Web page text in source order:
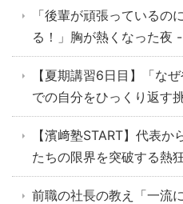
「後輩が頑張っているの
る！」胸が熱くなった夜
【夏期講習6日目】「な
での自分をひっくり返す
【濱﨑塾START】代表
たちの限界を突破する
前職の社長の教え「一流